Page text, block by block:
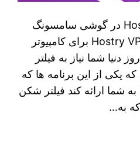
چگونگی کار با Hostry VPN در گوشی سامسونگ
دانلود وی پی ان فعال Hostry VPN برای کامپیوتر
دنیا شما نیاز به فیلتر
یکی از این برنامه‌ ها که
شما ارائه کند فیلتر شکن